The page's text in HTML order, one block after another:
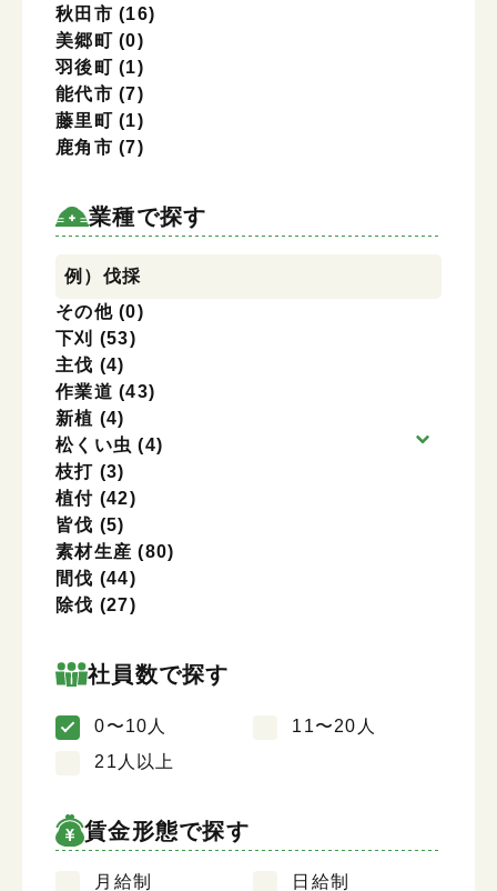
秋田市 (16)
美郷町 (0)
羽後町 (1)
能代市 (7)
藤里町 (1)
鹿角市 (7)
業種で探す
業種で探す
例）伐採
その他 (0)
下刈
(53)
主伐 (4)
作業道 (43)
新植 (4)
松くい虫 (4)
枝打 (3)
植付 (42)
皆伐 (5)
素材生産 (80)
間伐 (44)
除伐 (27)
社員数で探す
0〜10人
11〜20人
21人以上
賃金形態で探す
月給制 日給制